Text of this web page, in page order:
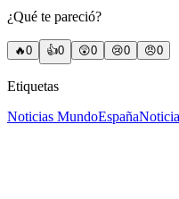
¿Qué te pareció?
🔥0 👍0 😲0 😢0 😠0
Etiquetas
Noticias MundoEspaña